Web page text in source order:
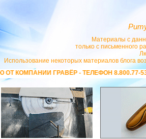
Материалы с
только с
Использование некоторых материалов блога
- ТЕЛЕФОН 8.800.77-53-440, САЙТhttps://